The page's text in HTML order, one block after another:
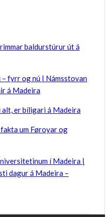
baldurstúrur út á
fyrr og nú | Námsstovan
á Madeira
alt, er bíligari á Madeira
um Føroyar og
í Madeira |
dagur á Madeira –